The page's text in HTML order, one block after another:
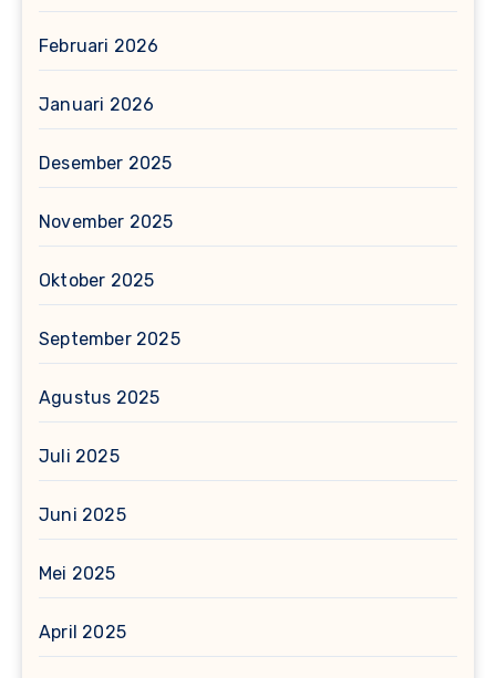
Februari 2026
Januari 2026
Desember 2025
November 2025
Oktober 2025
September 2025
Agustus 2025
Juli 2025
Juni 2025
Mei 2025
April 2025